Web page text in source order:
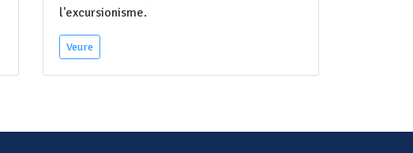
l'excursionisme.
Veure